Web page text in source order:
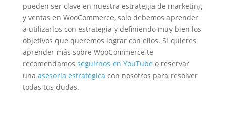
pueden ser clave en nuestra estrategia de marketing
y ventas en WooCommerce, solo debemos aprender
a utilizarlos con estrategia y definiendo muy bien los
objetivos que queremos lograr con ellos. Si quieres
aprender más sobre WooCommerce te
recomendamos seguirnos en YouTube o reservar
una asesoría estratégica con nosotros para resolver
todas tus dudas.